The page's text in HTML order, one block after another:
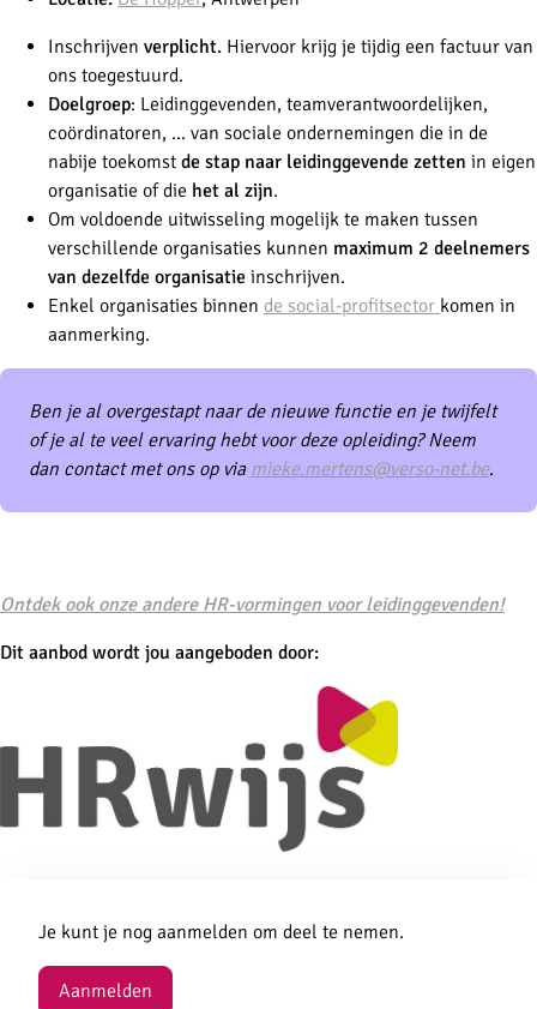
Inschrijven verplicht. Hiervoor krijg je tijdig een factuur van
ons toegestuurd.
Doelgroep: Leidinggevenden, teamverantwoordelijken,
coördinatoren, ... van sociale ondernemingen die in de
nabije toekomst de stap naar leidinggevende zetten in eigen
organisatie of die het al zijn.
Om voldoende uitwisseling mogelijk te maken tussen
verschillende organisaties kunnen maximum 2 deelnemers
van dezelfde organisatie inschrijven.
Enkel organisaties binnen de social-profitsector komen in
aanmerking.
Ben je al overgestapt naar de nieuwe functie en je twijfelt
of je al te veel ervaring hebt voor deze opleiding? Neem
dan contact met ons op via mieke.mertens@verso-net.be.
Ontdek ook onze andere HR-vormingen voor leidinggevenden!
Dit aanbod wordt jou aangeboden door:
Aanmelden
Je kunt je nog aanmelden om deel te nemen.
Aanmelden